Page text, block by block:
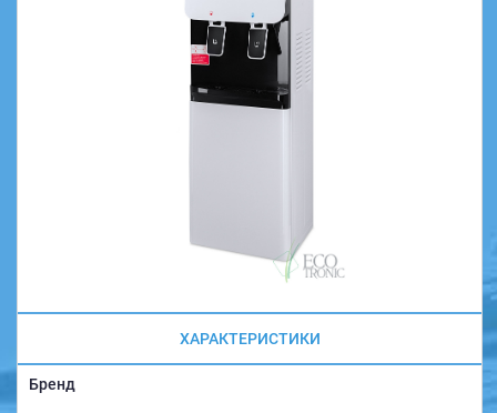
ХАРАКТЕРИСТИКИ
Бренд